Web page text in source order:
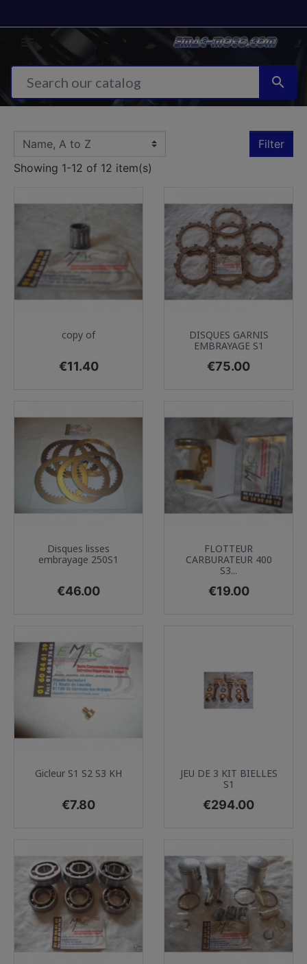

Filter
Showing 1-12 of 12 item(s)
copy of
Price
€11.40
DISQUES GARNIS
EMBRAYAGE S1
Price
€75.00
Disques lisses
embrayage 250S1
Price
€46.00
FLOTTEUR
CARBURATEUR 400
S3...
Price
€19.00
Gicleur S1 S2 S3 KH
Price
€7.80
JEU DE 3 KIT BIELLES
S1
Price
€294.00